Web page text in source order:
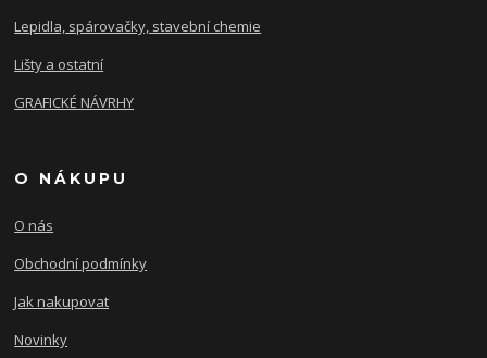
Lepidla, spárovačky, stavební chemie
Lišty a ostatní
GRAFICKÉ NÁVRHY
O NÁKUPU
O nás
Obchodní podmínky
Jak nakupovat
Novinky